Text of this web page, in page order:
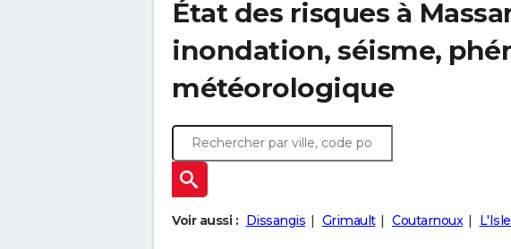
État des risques à
inondation, séisme,
météorologique
Voir aussi : Dissangis Grimault Coutarnoux